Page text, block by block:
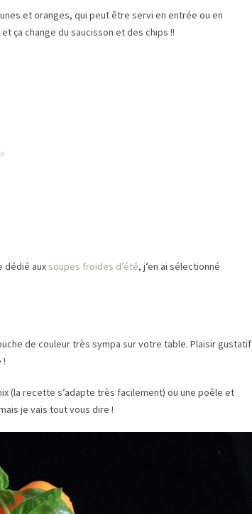
et oranges, qui peut être servi en entrée ou en
ça change du saucisson et des chips !!
dédié auxsoupes froides d’été, j’en ai sélectionné
de couleur très sympa sur votre table. Plaisir gustatif
!
(la recette s’adapte très facilement) ou une poêle et
je vais tout vous dire !